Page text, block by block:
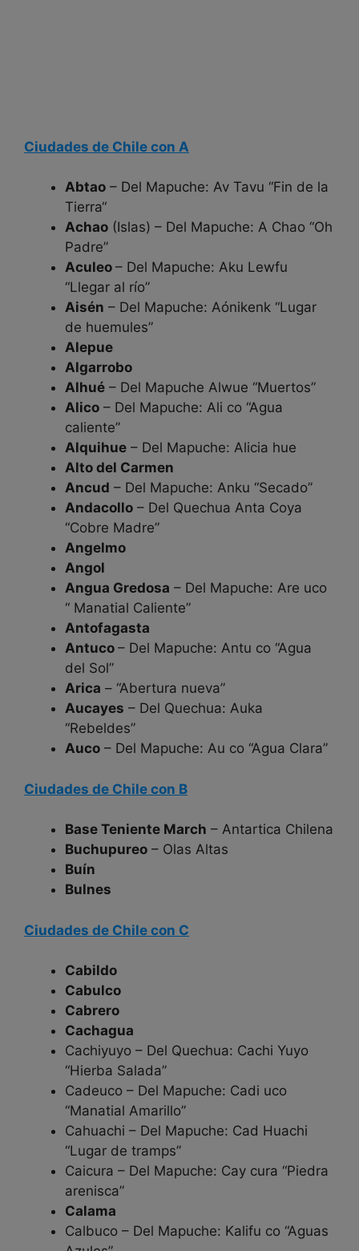
Ciudades de Chile con A
Abtao – Del Mapuche: Av Tavu “Fin de la
Tierra“
Achao (Islas) – Del Mapuche: A Chao “Oh
Padre”
Aculeo – Del Mapuche: Aku Lewfu
“Llegar al río”
Aisén – Del Mapuche: Aónikenk “Lugar
de huemules”
Alepue
Algarrobo
Alhué – Del Mapuche Alwue “Muertos”
Alico – Del Mapuche: Ali co “Agua
caliente”
Alquihue – Del Mapuche: Alicia hue
Alto del Carmen
Ancud – Del Mapuche: Anku “Secado”
Andacollo – Del Quechua Anta Coya
“Cobre Madre”
Angelmo
Angol
Angua Gredosa – Del Mapuche: Are uco
“ Manatial Caliente”
Antofagasta
Antuco – Del Mapuche: Antu co “Agua
del Sol”
Arica – “Abertura nueva”
Aucayes – Del Quechua: Auka
“Rebeldes”
Auco – Del Mapuche: Au co “Agua Clara”
Ciudades de Chile con B
Base Teniente March – Antartica Chilena
Buchupureo – Olas Altas
Buín
Bulnes
Ciudades de Chile con C
Cabildo
Cabulco
Cabrero
Cachagua
Cachiyuyo – Del Quechua: Cachi Yuyo
“Hierba Salada”
Cadeuco – Del Mapuche: Cadi uco
“Manatial Amarillo”
Cahuachi – Del Mapuche: Cad Huachi
“Lugar de tramps”
Caicura – Del Mapuche: Cay cura “Piedra
arenisca”
Calama
Calbuco – Del Mapuche: Kalifu co “Aguas